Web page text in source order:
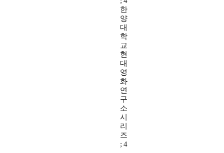
한
양
대
학
교
현
대
영
화
연
구
소
시
리
즈
; 4